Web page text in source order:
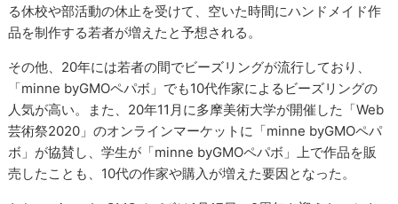
る休校や部活動の休止を受けて、空いた時間にハンドメイド作
品を制作する若者が増えたと予想される。
その他、20年には若者の間でビーズリングが流行しており、
「minne byGMOペパボ」でも10代作家によるビーズリングの
人気が高い。また、20年11月に多摩美術大学が開催した「Web
芸術祭2020」のオンラインマーケットに「minne byGMOペパ
ボ」が協賛し、学生が「minne byGMOペパボ」上で作品を販
売したことも、10代の作家や購入が増えた要因となった。